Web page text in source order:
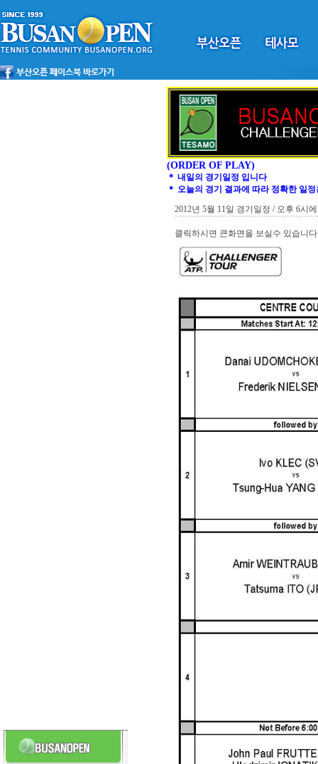
(ORDER OF PLAY)
＊ 내일의 경기일정 입니다
＊ 오늘의 경기 결과에 따라 정확한 일
2012년 5월 11일 경기일정 / 오후 6시
클릭하시면 큰화면을 보실수 있습니